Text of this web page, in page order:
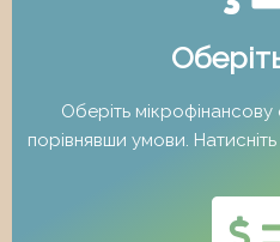
Оберіть мікрофінансову
порівнявши умови.